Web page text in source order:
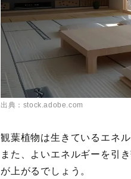
出典：stock.adobe.com
観葉植物は生きているエネ
また、よいエネルギーを引
が上がるでしょう。